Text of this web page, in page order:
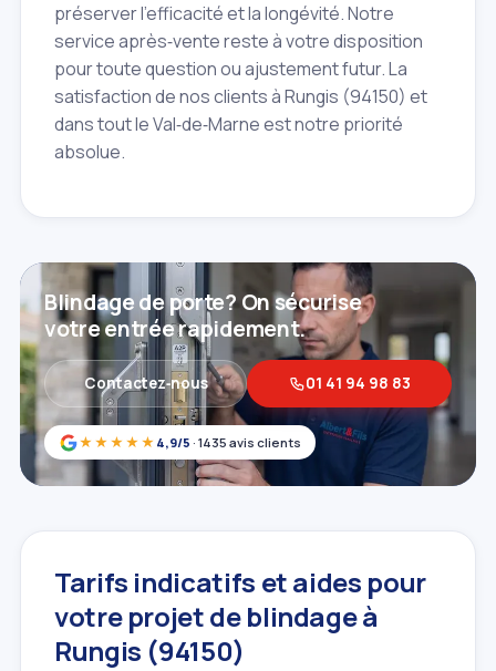
préserver l'efficacité et la longévité. Notre
service après‑vente reste à votre disposition
pour toute question ou ajustement futur. La
satisfaction de nos clients à Rungis (94150) et
dans tout le Val‑de‑Marne est notre priorité
absolue.
★★★★★ 4,9/5 · 1435 avis clients
Blindage de porte? On sécurise
votre entrée rapidement.
Contactez‑nous 01 41 94 98 83
Tarifs indicatifs et aides pour
votre projet de blindage à
Rungis (94150)